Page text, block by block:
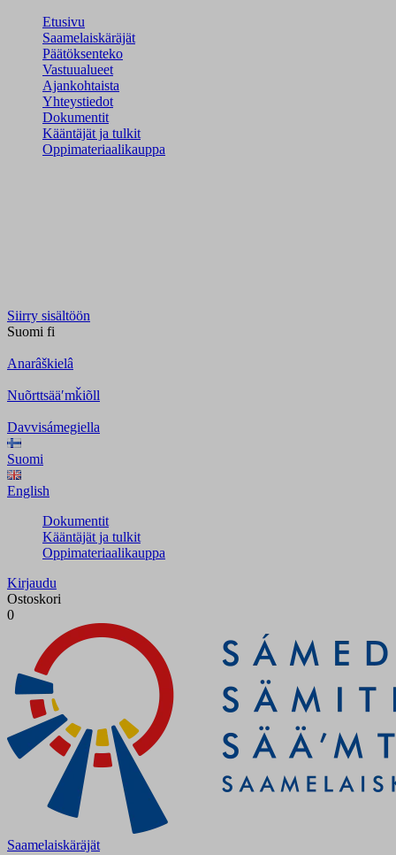
Etusivu
Saamelaiskäräjät
Päätöksenteko
Vastuualueet
Ajankohtaista
Yhteystiedot
Dokumentit
Kääntäjät ja tulkit
Oppimateriaalikauppa
Siirry sisältöön
Suomi fi
Anarâškielâ
Nuõrttsääʹmǩiõll
Davvisámegiella
Suomi
English
Dokumentit
Kääntäjät ja tulkit
Oppimateriaalikauppa
Kirjaudu
Ostoskori
0
Saamelaiskäräjät